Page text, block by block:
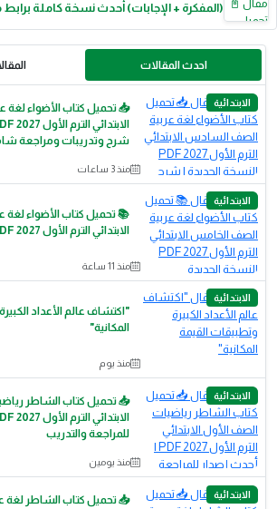
(المفكرة + الإجابات) أحدث نسخة كاملة برابط
احدث المقالات
الابتدائية
📥 تحميل كتاب الأضواء
شرح وتدريبات ومراجعة
منذ 3 ساعات
الابتدائية
📚 تحميل كتاب الأضواء
الابتدائي الترم الأول 2027 PDF النسخة الجديدة
منذ 11 ساعة
الابتدائية
"اكتشاف عالم الأعداد
المكانية"
منذ يوم
الابتدائية
📥 تحميل كتاب الشاطر
للمراجعة والتدريب
منذ يومين
الابتدائية
📥 تحميل كتاب الشاطر لغة